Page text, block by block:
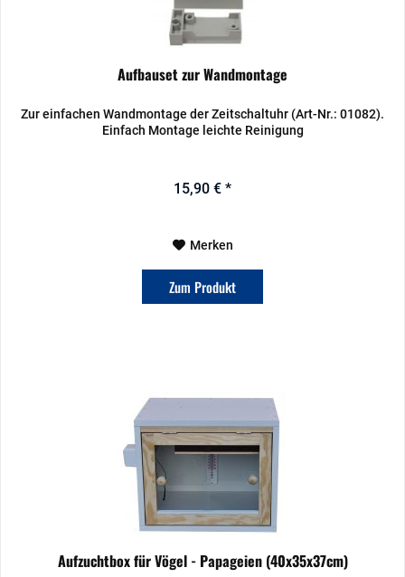
Aufbauset zur Wandmontage
Zur einfachen Wandmontage der Zeitschaltuhr (Art-Nr.: 01082).
Einfach Montage leichte Reinigung
15,90 € *
Merken
Zum Produkt
Aufzuchtbox für Vögel - Papageien (40x35x37cm)